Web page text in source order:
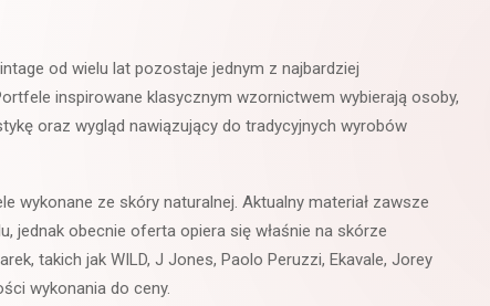
od wielu lat pozostaje jednym z najbardziej
inspirowane klasycznym wzornictwem wybierają osoby,
oraz wygląd nawiązujący do tradycyjnych wyrobów
wykonane ze skóry naturalnej. Aktualny materiał zawsze
jednak obecnie oferta opiera się właśnie na skórze
takich jak WILD, J Jones, Paolo Peruzzi, Ekavale, Jorey
wykonania do ceny.